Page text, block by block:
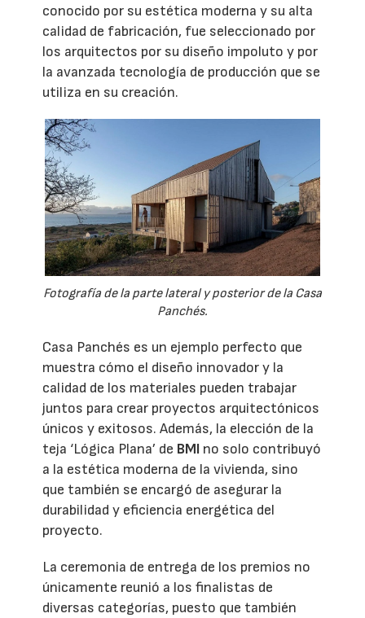
conocido por su estética moderna y su alta
calidad de fabricación, fue seleccionado por
los arquitectos por su diseño impoluto y por
la avanzada tecnología de producción que se
utiliza en su creación.
Fotografía de la parte lateral y posterior de la Casa
Panchés.
Casa Panchés es un ejemplo perfecto que
muestra cómo el diseño innovador y la
calidad de los materiales pueden trabajar
juntos para crear proyectos arquitectónicos
únicos y exitosos. Además, la elección de la
teja ‘Lógica Plana’ de BMI no solo contribuyó
a la estética moderna de la vivienda, sino
que también se encargó de asegurar la
durabilidad y eficiencia energética del
proyecto.
La ceremonia de entrega de los premios no
únicamente reunió a los finalistas de
diversas categorías, puesto que también